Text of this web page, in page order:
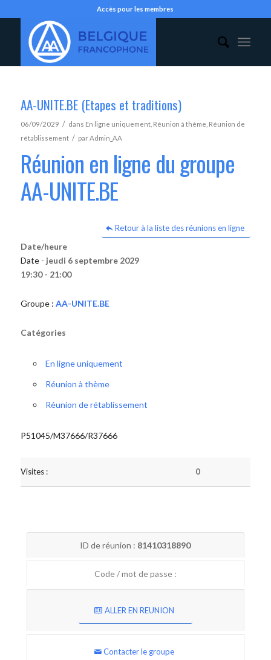
Accès pour les membres
AA-UNITE.BE (Etapes et traditions)
06/09/2029 / dans En ligne uniquement, Réunion à thème Réunion de
rétablissement / parAdmin_AA
Réunion en ligne du groupe
AA-UNITE.BE
Retour à la liste des réunions en ligne
Date/heure
Date - jeudi 6 septembre 2029
19:30 - 21:00
Groupe : AA-UNITE.BE
Catégories
En ligne uniquement
Réunion à thème
Réunion de rétablissement
P51045/M37666/R37666
Visites : 0
ID de réunion : 81410318890
Code / mot de passe :
ALLER EN REUNION
Contacter le groupe